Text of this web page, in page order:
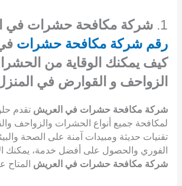
1. شركة مكافحة حشرات في
رقم شركة مكافحة حشرات
كيف يمكنك الوقاية من
الزواحف و القوارض في
شركة مكافحة حشرات في العريش تقدم
لمكافحة جميع أنواع الحشرات والزواحف
تقنيات حديثة ومبيدات آمنة على الصحة
الفوري والحصول على أفضل خدمة، يمكنك
شركة مكافحة حشرات في العريش المتاح